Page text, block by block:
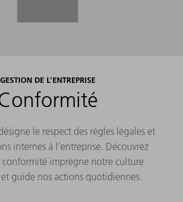
GESTION DE L’ENTREPRISE
le respect des règles légales et
internes à l’entreprise. Découvrez
imprègne notre culture
et guide nos actions quotidiennes.